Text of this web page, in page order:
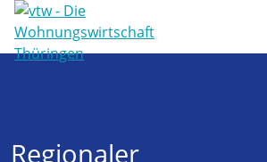
Regionaler